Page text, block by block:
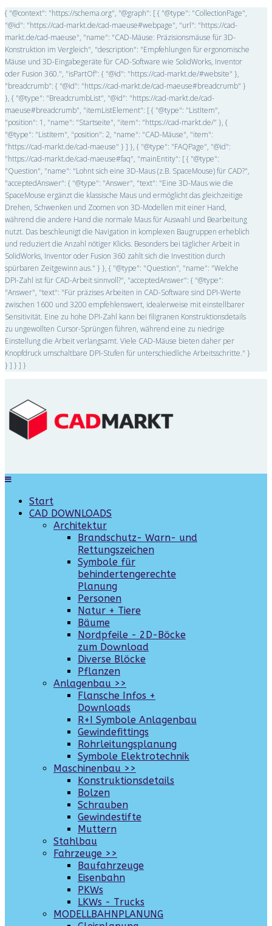
{ "@context": "https://schema.org", "@graph": [ { "@type": "CollectionPage",
"@id": "https://cad-markt.de/cad-maeuse#webpage", "url": "https://cad-
markt.de/cad-maeuse", "name": "CAD-Mäuse: Präzisionsmäuse für 3D-
Konstruktion im Vergleich", "description": "Empfehlungen für ergonomische
Mäuse und 3D-Eingabegeräte für CAD-Software wie SolidWorks, Inventor
oder Fusion 360.", "isPartOf": { "@id": "https://cad-markt.de/#website" },
"breadcrumb": { "@id": "https://cad-markt.de/cad-maeuse#breadcrumb" }
}, { "@type": "BreadcrumbList", "@id": "https://cad-markt.de/cad-
maeuse#breadcrumb", "itemListElement": [ { "@type": "ListItem",
"position": 1, "name": "Startseite", "item": "https://cad-markt.de/" }, {
"@type": "ListItem", "position": 2, "name": "CAD-Mäuse", "item":
"https://cad-markt.de/cad-maeuse" } ] }, { "@type": "FAQPage", "@id":
"https://cad-markt.de/cad-maeuse#faq", "mainEntity": [ { "@type":
"Question", "name": "Lohnt sich eine 3D-Maus (z.B. SpaceMouse) für CAD?",
"acceptedAnswer": { "@type": "Answer", "text": "Eine 3D-Maus wie die
SpaceMouse ergänzt die klassische Maus und ermöglicht das gleichzeitige
Drehen, Schwenken und Zoomen von 3D-Modellen mit einer Hand,
während die andere Hand die normale Maus für Auswahl und Bearbeitung
nutzt. Das beschleunigt die Navigation in komplexen Baugruppen erheblich
und reduziert die Anzahl nötiger Klicks. Besonders bei täglicher Arbeit in
SolidWorks, Inventor oder Fusion 360 zahlt sich die Investition durch
spürbaren Zeitgewinn aus." } }, { "@type": "Question", "name": "Welche
DPI-Zahl ist für CAD-Arbeit sinnvoll?", "acceptedAnswer": { "@type":
"Answer", "text": "Für präzises Arbeiten in CAD-Software sind DPI-Werte
zwischen 1600 und 3200 empfehlenswert, idealerweise mit einstellbarer
Sensitivität. Eine zu hohe DPI-Zahl kann bei filigranen Konstruktionsdetails
zu ungewollten Cursor-Sprüngen führen, während eine zu niedrige
Einstellung die Arbeit verlangsamt. Viele CAD-Mäuse bieten daher per
Knopfdruck umschaltbare DPI-Stufen für unterschiedliche Arbeitsschritte." }
} ] } ] }
Start
CAD DOWNLOADS
Architektur
Brandschutz- Warn- und
Rettungszeichen
Symbole für
behindertengerechte
Planung
Personen
Natur + Tiere
Bäume
Nordpfeile - 2D-Böcke
zum Download
Diverse Blöcke
Pflanzen
Anlagenbau >>
Flansche Infos +
Downloads
R+I Symbole Anlagenbau
Gewindefittings
Rohrleitungsplanung
Symbole Elektrotechnik
Maschinenbau >>
Konstruktionsdetails
Bolzen
Schrauben
Gewindestifte
Muttern
Stahlbau
Fahrzeuge >>
Baufahrzeuge
Eisenbahn
PKWs
LKWs - Trucks
MODELLBAHNPLANUNG